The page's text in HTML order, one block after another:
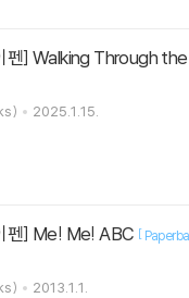
펜] Walking Through
2025.1.15.
펜] Me! Me! ABC [
2013.1.1.